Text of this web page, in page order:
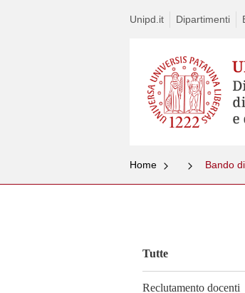
Unipd.it Dipartimenti
Home Bando
Tutte
Reclutamento docenti